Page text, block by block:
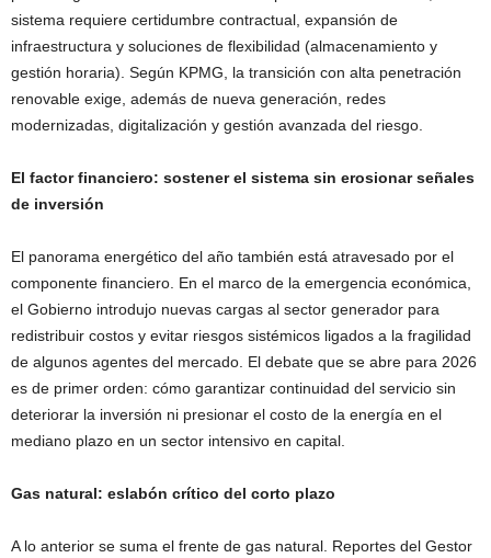
sistema requiere certidumbre contractual, expansión de
infraestructura y soluciones de flexibilidad (almacenamiento y
gestión horaria). Según KPMG, la transición con alta penetración
renovable exige, además de nueva generación, redes
modernizadas, digitalización y gestión avanzada del riesgo.
El factor financiero: sostener el sistema sin erosionar señales
de inversión
El panorama energético del año también está atravesado por el
componente financiero. En el marco de la emergencia económica,
el Gobierno introdujo nuevas cargas al sector generador para
redistribuir costos y evitar riesgos sistémicos ligados a la fragilidad
de algunos agentes del mercado. El debate que se abre para 2026
es de primer orden: cómo garantizar continuidad del servicio sin
deteriorar la inversión ni presionar el costo de la energía en el
mediano plazo en un sector intensivo en capital.
Gas natural: eslabón crítico del corto plazo
A lo anterior se suma el frente de gas natural. Reportes del Gestor